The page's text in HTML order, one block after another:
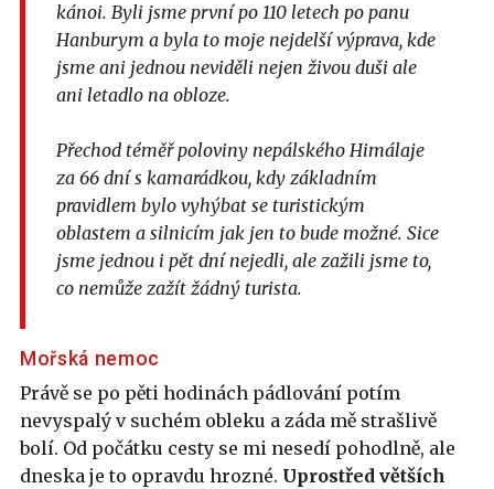
kánoi. Byli jsme první po 110 letech po panu
Hanburym a byla to moje nejdelší výprava, kde
jsme ani jednou neviděli nejen živou duši ale
ani letadlo na obloze.
Přechod téměř poloviny nepálského Himálaje
za 66 dní s kamarádkou, kdy základním
pravidlem bylo vyhýbat se turistickým
oblastem a silnicím jak jen to bude možné. Sice
jsme jednou i pět dní nejedli, ale zažili jsme to,
co nemůže zažít žádný turista.
Mořská nemoc
Právě se po pěti hodinách pádlování potím
nevyspalý v suchém obleku a záda mě strašlivě
bolí. Od počátku cesty se mi nesedí pohodlně, ale
dneska je to opravdu hrozné. Uprostřed větších